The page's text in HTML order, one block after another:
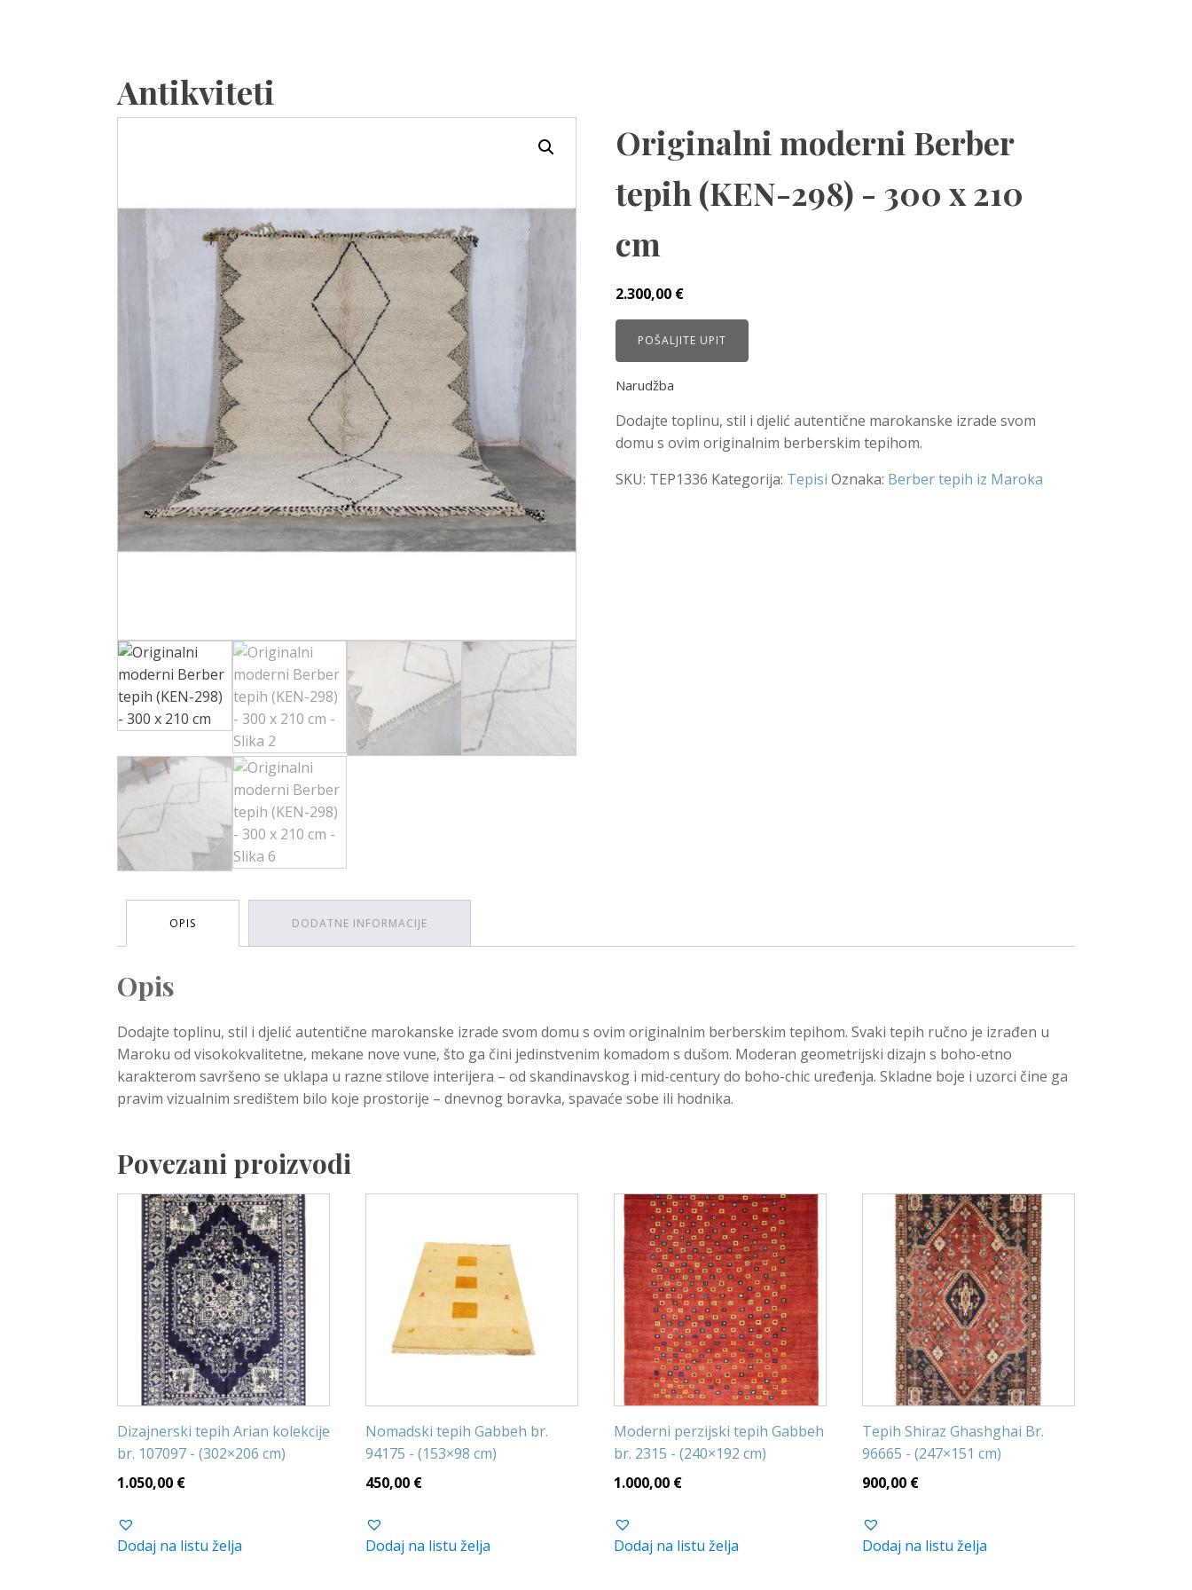
Antikviteti
Originalni moderni Berber
tepih (KEN-298) - 300 x 210
cm
2.300,00 €
POŠALJITE UPIT
Narudžba
Dodajte toplinu, stil i djelić autentične marokanske izrade svom
domu s ovim originalnim berberskim tepihom.
SKU: TEP1336 Kategorija: Tepisi Oznaka: Berber tepih iz Maroka
OPIS DODATNE INFORMACIJE
Opis
Dodajte toplinu, stil i djelić autentične marokanske izrade svom domu s ovim originalnim berberskim tepihom. Svaki tepih ručno je izrađen u
Maroku od visokokvalitetne, mekane nove vune, što ga čini jedinstvenim komadom s dušom. Moderan geometrijski dizajn s boho-etno
karakterom savršeno se uklapa u razne stilove interijera – od skandinavskog i mid-century do boho-chic uređenja. Skladne boje i uzorci čine ga
pravim vizualnim središtem bilo koje prostorije – dnevnog boravka, spavaće sobe ili hodnika.
Povezani proizvodi
Dizajnerski tepih Arian kolekcije
br. 107097 - (302×206 cm)
1.050,00 €
Dodaj na listu želja
Nomadski tepih Gabbeh br.
94175 - (153×98 cm)
450,00 €
Dodaj na listu želja
Moderni perzijski tepih Gabbeh
br. 2315 - (240×192 cm)
1.000,00 €
Dodaj na listu želja
Tepih Shiraz Ghashghai Br.
96665 - (247×151 cm)
900,00 €
Dodaj na listu želja